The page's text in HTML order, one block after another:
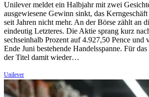
Unilever meldet ein Halbjahr mit zwei
ausgewiesene Gewinn sinkt, das
seit Jahren nicht mehr. An der Börse zählt an
eindeutig Letzteres. Die Aktie sprang kurz
sechseinhalb Prozent auf 4.927,50 Pence und
Ende Juni bestehende Handelsspanne. Für
der Titel damit wieder…
Unilever